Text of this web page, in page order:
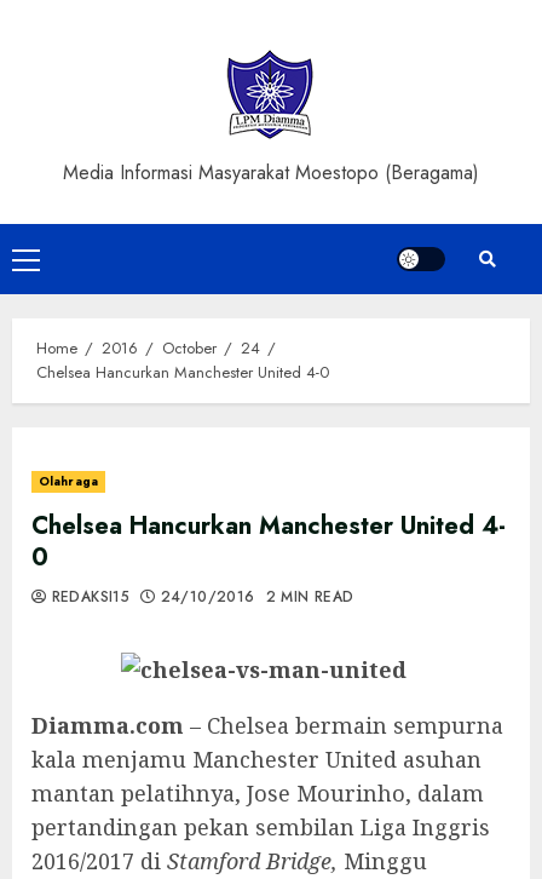
Media Informasi Masyarakat Moestopo (Beragama)
Primary
Menu
Home 2016 October
24
Chelsea Hancurkan Manchester United 4-0
Olahraga
Chelsea Hancurkan Manchester United 4-
0
REDAKSI15 24/10/2016 2 MIN READ
Diamma.com – Chelsea bermain sempurna
kala menjamu Manchester United asuhan
mantan pelatihnya, Jose Mourinho, dalam
pertandingan pekan sembilan Liga Inggris
2016/2017 di Stamford Bridge, Minggu